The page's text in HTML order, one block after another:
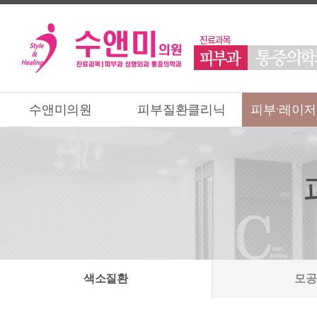
수앤미의원 피부질환클리닉 피부·레이
색소질환 모